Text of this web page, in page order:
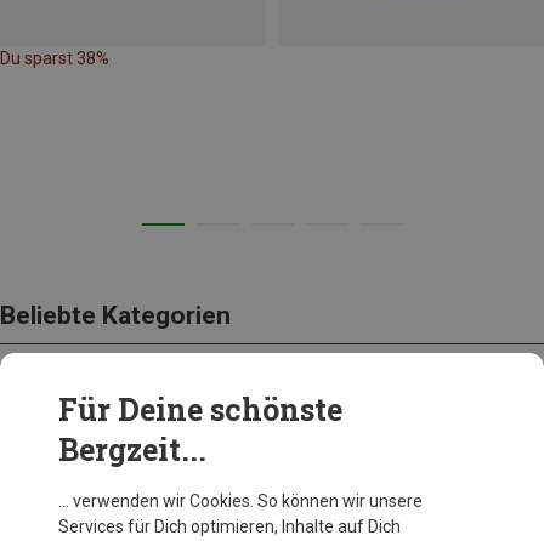
Du sparst 38%
Beliebte Kategorien
BEKLEIDUNG
Für Deine schönste
Bergzeit...
… verwenden wir Cookies. So können wir unsere
Services für Dich optimieren, Inhalte auf Dich